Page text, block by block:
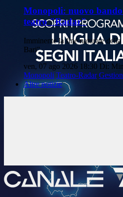
Monopoli: nuovo bando
teatro "Radar"
Imminente la fine naturale
Bari"
ven, 07 ago 2026 18:30 Di:
Monopoli Teatro-Radar
Altre notizie